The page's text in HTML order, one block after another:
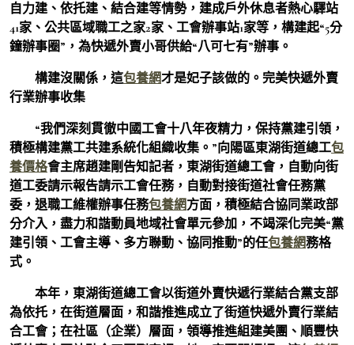
自力建、依托建、結合建等情勢，建成戶外休息者熱心驛站
41家、公共區域職工之家2家、工會辦事站1家等，構建起“5分
鐘辦事圈”，為快遞外賣小哥供給“八可七有”辦事。
構建沒關係，這包養網才是妃子該做的。完美快遞外賣
行業辦事收集
“我們深刻貫徹中國工會十八年夜精力，保持黨建引領，
積極構建黨工共建系統化組織收集。”向陽區東湖街道總工包
養價格會主席趙建剛告知記者，東湖街道總工會，自動向街
道工委請示報告請示工會任務，自動對接街道社會任務黨
委，退職工維權辦事任務包養網方面，積極結合協同業政部
分介入，盡力和諧動員地域社會單元參加，不竭深化完美“黨
建引領、工會主導、多方聯動、協同推動”的任包養網務格
式。
本年，東湖街道總工會以街道外賣快遞行業結合黨支部
為依托，在街道層面，和諧推進成立了街道快遞外賣行業結
合工會；在社區（企業）層面，領導推進組建美團、順豐快